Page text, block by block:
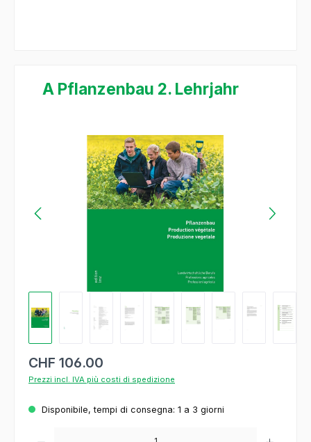
A Pflanzenbau 2. Lehrjahr
Salta la galleria di immagini
CHF 106.00
Prezzi incl. IVA più costi di spedizione
Disponibile, tempi di consegna: 1 a 3 giorni